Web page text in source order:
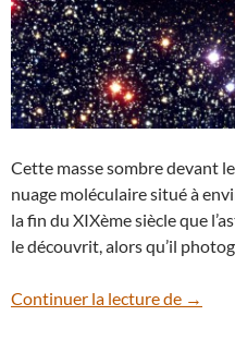
Cette masse sombre devant
nuage moléculaire situé à
la fin du XIXème siècle que
le découvrit, alors qu’il
Continuer la lecture de →